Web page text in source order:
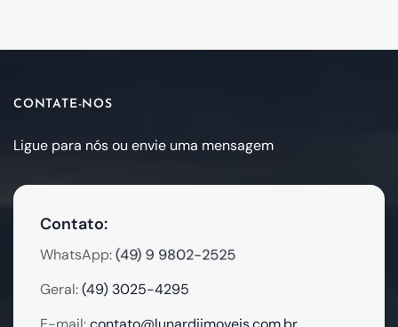
CONTATE-NOS
Ligue para nós ou envie uma mensagem
Contato:
WhatsApp:(49) 9 9802-2525
Geral:(49) 3025-4295